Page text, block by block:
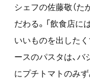
シェフの佐藤敬（た
だわる。「飲食店に
いいものを出した
ースのパスタは、
にプチトマトのみ